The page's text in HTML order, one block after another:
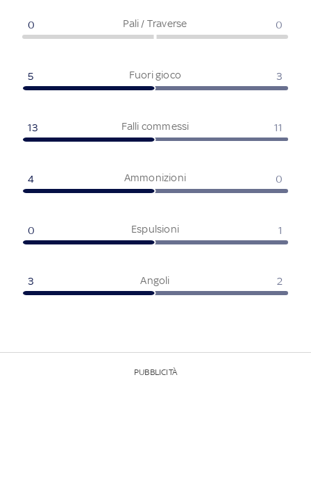
Pali / Traverse
0 0
Fuori gioco
5 3
Falli commessi
13 11
Ammonizioni
4 0
Espulsioni
0 1
Angoli
3 2
PUBBLICITÀ